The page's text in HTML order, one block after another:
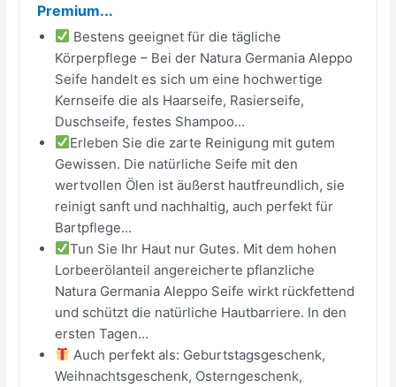
Premium...
Bestens geeignet für die tägliche
Körperpflege – Bei der Natura Germania Aleppo
Seife handelt es sich um eine hochwertige
Kernseife die als Haarseife, Rasierseife,
Duschseife, festes Shampoo...
Erleben Sie die zarte Reinigung mit gutem
Gewissen. Die natürliche Seife mit den
wertvollen Ölen ist äußerst hautfreundlich, sie
reinigt sanft und nachhaltig, auch perfekt für
Bartpflege...
Tun Sie Ihr Haut nur Gutes. Mit dem hohen
Lorbeerölanteil angereicherte pflanzliche
Natura Germania Aleppo Seife wirkt rückfettend
und schützt die natürliche Hautbarriere. In den
ersten Tagen...
Auch perfekt als: Geburtstagsgeschenk,
Weihnachtsgeschenk, Osterngeschenk,